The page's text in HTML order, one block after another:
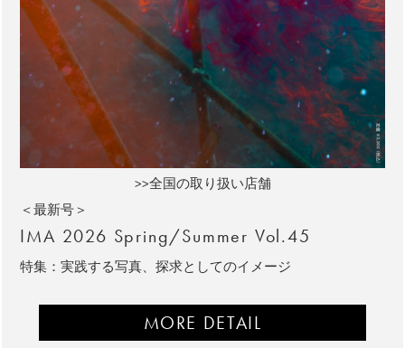
>>全国の取り扱い店舗
＜最新号＞
IMA 2026 Spring/Summer Vol.45
特集：実践する写真、探求としてのイメージ
MORE DETAIL